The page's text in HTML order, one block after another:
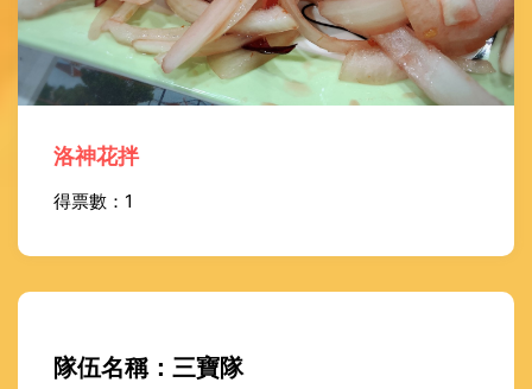
洛神花拌
得票數：1
隊伍名稱：三寶隊